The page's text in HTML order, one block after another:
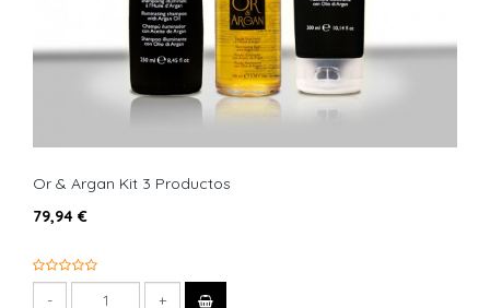
Or & Argan Kit 3 Productos
79,94 €